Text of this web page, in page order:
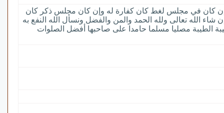
فإن كان في مجلس لغط كان كفارة له وإن كان مجلس ذكر كان
الله تعالى ولله الحمد والمن والفضل ونسأل الله النفع به
الطيبة مصليا مسلما حامدا على صاحبها أفضل الصلوات